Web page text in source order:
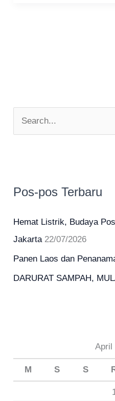
a
t
u
k
Pos-pos Terbaru
Hemat Listrik, Budaya
Jakarta 22/07/2026
Panen Laos dan
DARURAT SAMPAH,
April
M S S